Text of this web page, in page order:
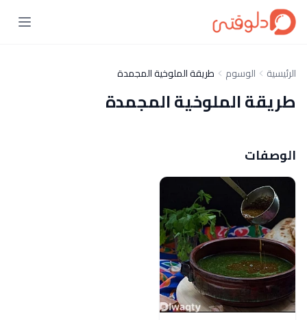
الرئيسية الوسوم طريقة الملوخية المجمدة
طريقة الملوخية المجمدة
الوصفات